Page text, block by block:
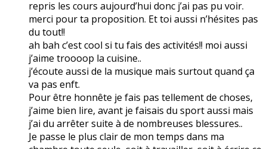
repris les cours aujourd’hui donc j’ai pas pu voir.
merci pour ta proposition. Et toi aussi n’hésites pas
du tout!!
ah bah c’est cool si tu fais des activités!! moi aussi
j’aime troooop la cuisine..
j’écoute aussi de la musique mais surtout quand ça
va pas enft.
Pour être honnête je fais pas tellement de choses,
j’aime bien lire, avant je faisais du sport aussi mais
j’ai du arrêter suite à de nombreuses blessures..
Je passe le plus clair de mon temps dans ma